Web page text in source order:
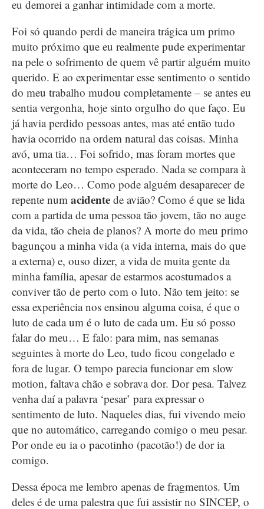
eu demorei a ganhar intimidade com a morte.
Foi só quando perdi de maneira trágica um primo
muito próximo que eu realmente pude experimentar
na pele o sofrimento de quem vê partir alguém muito
querido. E ao experimentar esse sentimento o sentido
do meu trabalho mudou completamente – se antes eu
sentia vergonha, hoje sinto orgulho do que faço. Eu
já havia perdido pessoas antes, mas até então tudo
havia ocorrido na ordem natural das coisas. Minha
avó, uma tia… Foi sofrido, mas foram mortes que
aconteceram no tempo esperado. Nada se compara à
morte do Leo… Como pode alguém desaparecer de
repente num acidente de avião? Como é que se lida
com a partida de uma pessoa tão jovem, tão no auge
da vida, tão cheia de planos? A morte do meu primo
bagunçou a minha vida (a vida interna, mais do que
a externa) e, ouso dizer, a vida de muita gente da
minha família, apesar de estarmos acostumados a
conviver tão de perto com o luto. Não tem jeito: se
essa experiência nos ensinou alguma coisa, é que o
luto de cada um é o luto de cada um. Eu só posso
falar do meu… E falo: para mim, nas semanas
seguintes à morte do Leo, tudo ficou congelado e
fora de lugar. O tempo parecia funcionar em slow
motion, faltava chão e sobrava dor. Dor pesa. Talvez
venha daí a palavra ‘pesar’ para expressar o
sentimento de luto. Naqueles dias, fui vivendo meio
que no automático, carregando comigo o meu pesar.
Por onde eu ia o pacotinho (pacotão!) de dor ia
comigo.
Dessa época me lembro apenas de fragmentos. Um
deles é de uma palestra que fui assistir no SINCEP, o